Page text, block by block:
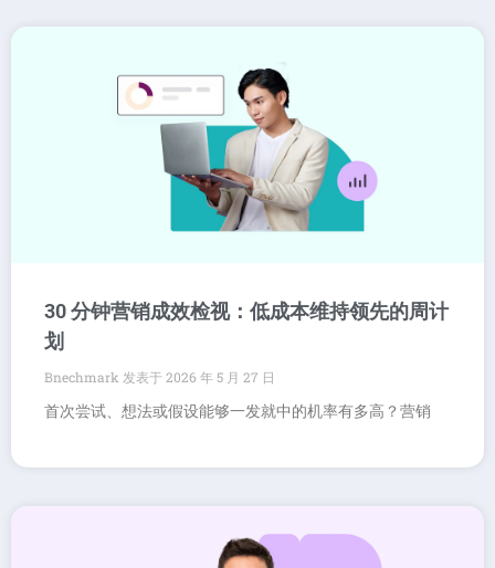
30 分钟营销成效检视：低成本维持领先的周计
划
Bnechmark
2026 年 5 月 27 日
首次尝试、想法或假设能够一发就中的机率有多高？营销